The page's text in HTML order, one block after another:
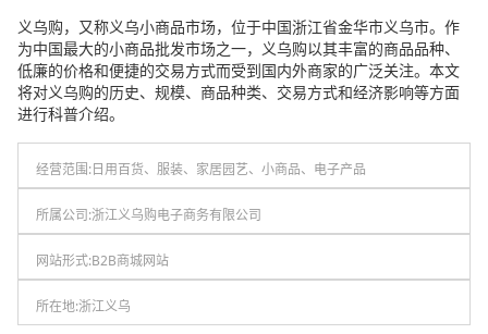
义乌购，又称义乌小商品市场，位于中国浙江省金华市义乌市。作
为中国最大的小商品批发市场之一，义乌购以其丰富的商品品种、
低廉的价格和便捷的交易方式而受到国内外商家的广泛关注。本文
将对义乌购的历史、规模、商品种类、交易方式和经济影响等方面
进行科普介绍。
经营范围:日用百货、服装、家居园艺、小商品、电子产品
所属公司:浙江义乌购电子商务有限公司
网站形式:B2B商城网站
所在地:浙江义乌